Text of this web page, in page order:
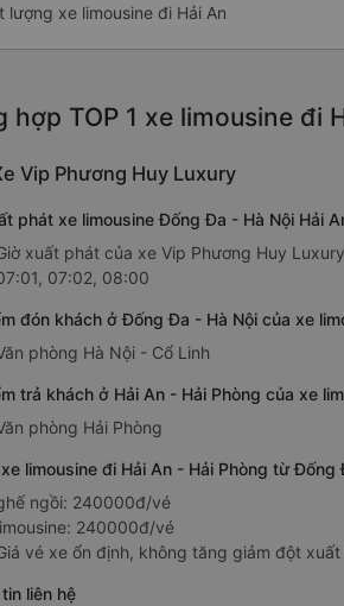
lượng xe limousine đi Hải An
hợp TOP 1 xe limousine
Vip Phương Huy Luxury
phát xe limousine Đống Đa - Hà Nội Hải
xuất phát của xe Vip Phương Huy
07:02, 08:00
đón khách ở Đống Đa - Hà Nội của xe
phòng Hà Nội - Cổ Linh
trả khách ở Hải An - Hải Phòng của xe
phòng Hải Phòng
xe limousine đi Hải An - Hải Phòng từ
ngồi: 240000đ/vé
240000đ/vé
vé xe ổn định, không tăng giảm đột
liên hệ